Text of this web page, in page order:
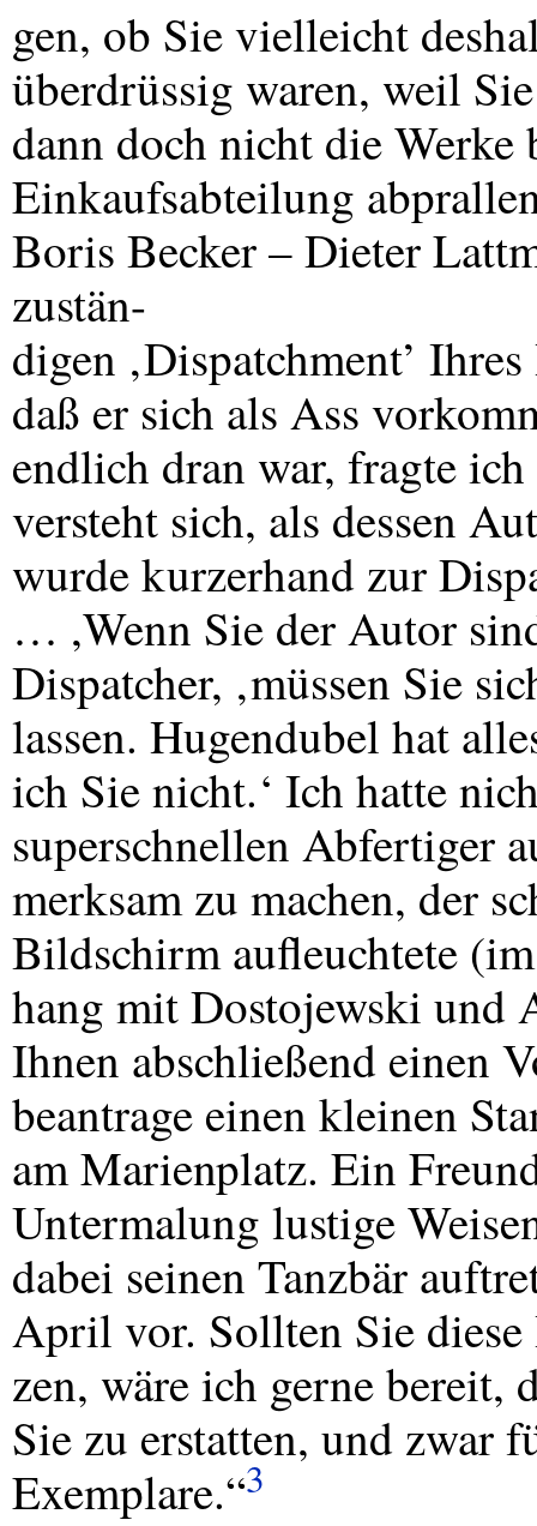
gen, ob Sie vielleicht
überdrüssig waren, weil
dann doch nicht die Werke
Einkaufsabteilung
Boris Becker – Dieter
zustän-
digen ‚Dispatchment’
daß er sich als Ass
endlich dran war, fragte
versteht sich, als dessen
wurde kurzerhand zur
… ,Wenn Sie der Autor
Dispatcher, ‚müssen Sie
lassen. Hugendubel hat
ich Sie nicht.‘ Ich hatte
superschnellen Abfertiger
merksam zu machen, der
Bildschirm aufleuchtete
hang mit Dostojewski
Ihnen abschließend einen
beantrage einen kleinen
am Marienplatz. Ein
Untermalung lustige
dabei seinen Tanzbär
April vor. Sollten Sie diese
zen, wäre ich gerne bereit,
Sie zu erstatten, und zwar
Exemplare.“3